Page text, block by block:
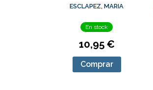
ESCLAPEZ, MARIA
En stock
10,95 €
Comprar